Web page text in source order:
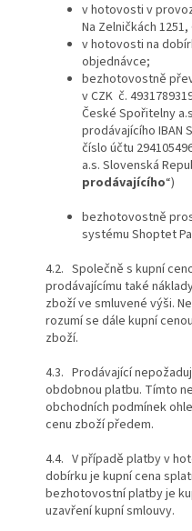
v hotovosti v
Na Zelničkách
v hotovosti na
objednávce;
bezhotovostně
v CZK č.
České Spořitelny
prodávajícího IBAN
číslo účtu
a.s. Slovenská
prodávajícího“)
bezhotovostně
systému Shoptet
4.2. Společně s kupní
prodávajícímu také
zboží ve smluvené výši.
rozumí se dále kupní
zboží.
4.3. Prodávající
obdobnou platbu. Tímto
obchodních podmínek
cenu zboží předem.
4.4. V případě platby v
dobírku je kupní cena
bezhotovostní platby je
uzavření kupní smlouvy.